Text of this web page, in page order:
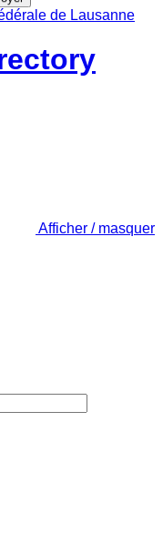
Afficher / masquer